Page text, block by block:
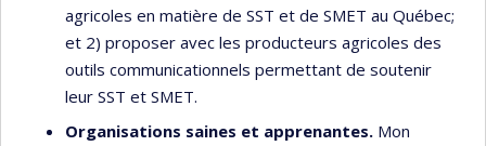
agricoles en matière de SST et de SMET au Québec;
et 2) proposer avec les producteurs agricoles des
outils communicationnels permettant de soutenir
leur SST et SMET.
Organisations saines et apprenantes. Mon